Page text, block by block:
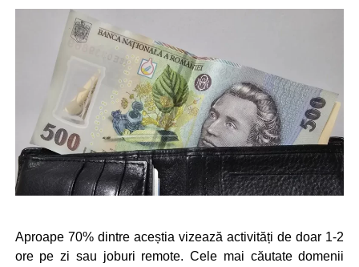
Aproape 70% dintre aceștia vizează activități de doar 1-2
ore pe zi sau joburi remote. Cele mai căutate domenii